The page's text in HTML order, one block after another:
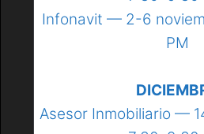
Infonavit — 2-6
PM
Asesor Inmobiliario —